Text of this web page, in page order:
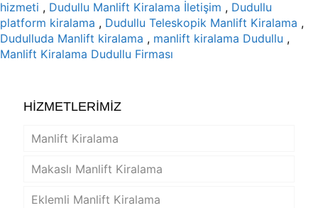
hizmeti , Dudullu Manlift Kiralama İletişim , Dudullu
platform kiralama , Dudullu Teleskopik Manlift Kiralama ,
Dudulluda Manlift kiralama , manlift kiralama Dudullu ,
Manlift Kiralama Dudullu Firması
HİZMETLERİMİZ
Manlift Kiralama
Makaslı Manlift Kiralama
Eklemli Manlift Kiralama